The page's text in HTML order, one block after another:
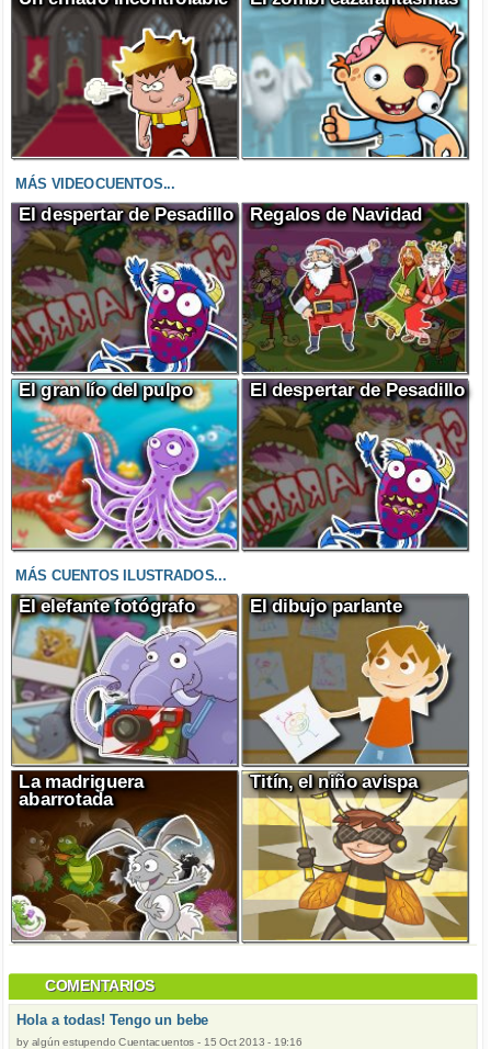
MÁS VIDEOCUENTOS...
El despertar de Pesadillo Regalos de Navidad
El gran lío del pulpo El despertar de Pesadillo
MÁS CUENTOS ILUSTRADOS...
El elefante fotógrafo El dibujo parlante
La madriguera
abarrotada
Titín, el niño avispa
COMENTARIOS
Hola a todas! Tengo un bebe
by algún estupendo Cuentacuentos - 15 Oct 2013 - 19:16